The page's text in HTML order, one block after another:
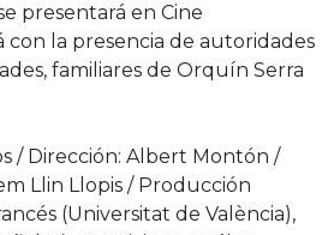
presentará en Cine
con la presencia de autoridades
familiares de Orquín Serra
/ Dirección: Albert Montón /
Llin Llopis / Producción
(Universitat de València),